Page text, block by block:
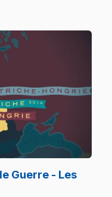
Guerre - Les